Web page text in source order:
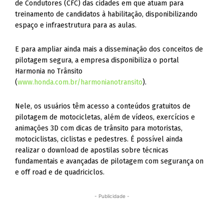
de Condutores (CFC) das cidades em que atuam para
treinamento de candidatos à habilitação, disponibilizando
espaço e infraestrutura para as aulas.
E para ampliar ainda mais a disseminação dos conceitos de
pilotagem segura, a empresa disponibiliza o portal
Harmonia no Trânsito
(www.honda.com.br/harmonianotransito).
Nele, os usuários têm acesso a conteúdos gratuitos de
pilotagem de motocicletas, além de vídeos, exercícios e
animações 3D com dicas de trânsito para motoristas,
motociclistas, ciclistas e pedestres. É possível ainda
realizar o download de apostilas sobre técnicas
fundamentais e avançadas de pilotagem com segurança on
e off road e de quadriciclos.
- Publicidade -